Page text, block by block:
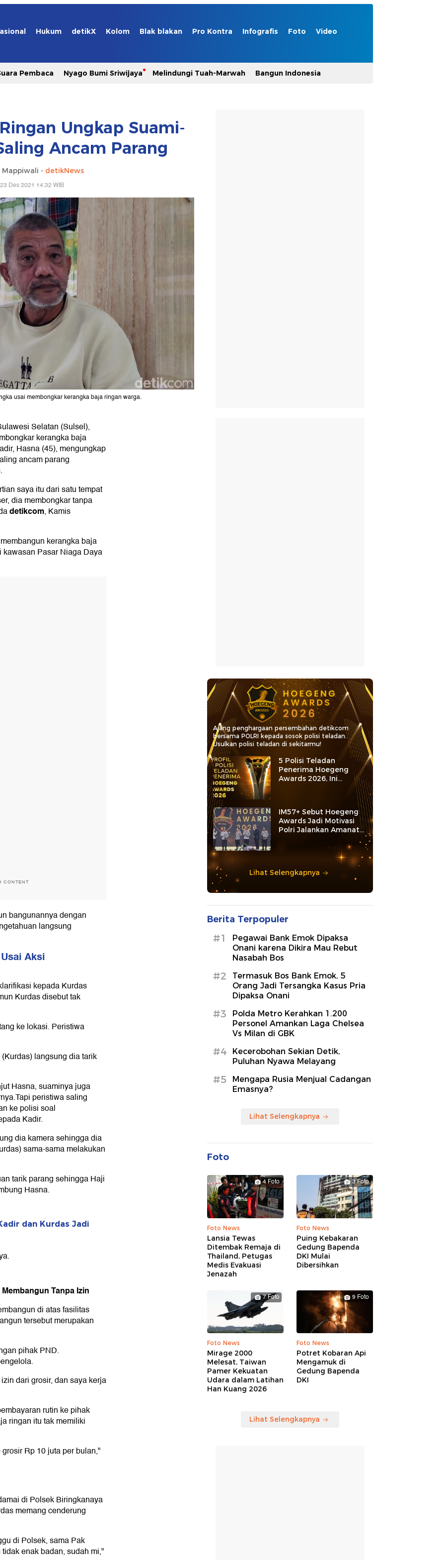
Hukum detikX Kolom Blak blakan Pro Kontra Infografis Foto Video
Pembaca Nyago Bumi Sriwijaya Melindungi Tuah-Marwah Bangun Indonesia
Ungkap Suami-
Ancam Parang
- detikNews
Des 2021 14:32 WIB
usai membongkar kerangka baja ringan warga.
Selatan (Sulsel),
kerangka baja
Hasna (45), mengungkap
ancam parang
saya itu dari satu tempat
dia membongkar tanpa
detikcom, Kamis
kerangka baja
Pasar Niaga Daya
CONTENT
bangunannya dengan
langsung
Aksi
kepada Kurdas
Kurdas disebut tak
ke lokasi. Peristiwa
langsung dia tarik
Hasna, suaminya juga
peristiwa saling
ke polisi soal
Kadir.
dia kamera sehingga dia
sama-sama melakukan
tarik parang sehingga Haji
Hasna.
dan Kurdas Jadi
Tanpa Izin
di atas fasilitas
tersebut merupakan
pihak PND.
dari grosir, dan saya kerja
rutin ke pihak
ringan itu tak memiliki
Rp 10 juta per bulan,"
di Polsek Biringkanaya
memang cenderung
di Polsek, sama Pak
enak badan, sudah mi,"
Ajang penghargaan persembahan detikcom
bersama POLRI kepada sosok polisi teladan.
Usulkan polisi teladan di sekitarmu!
5 Polisi Teladan
Penerima Hoegeng
Awards 2026, Ini
Kategori dan Kiprahnya
IM57+ Sebut Hoegeng
Awards Jadi Motivasi
Polri Jalankan Amanat
Lihat Selengkapnya
Berita Terpopuler
#1
Pegawai Bank Emok Dipaksa
Onani karena Dikira Mau Rebut
Nasabah Bos
#2
Termasuk Bos Bank Emok, 5
Orang Jadi Tersangka Kasus Pria
Dipaksa Onani
#3
Polda Metro Kerahkan 1.200
Personel Amankan Laga Chelsea
Vs Milan di GBK
#4
Kecerobohan Sekian Detik,
Puluhan Nyawa Melayang
#5
Mengapa Rusia Menjual Cadangan
Emasnya?
Lihat Selengkapnya
Foto
4 Foto
Foto News
Lansia Tewas
Ditembak Remaja di
Thailand, Petugas
Medis Evakuasi
Jenazah
3 Foto
Foto News
Puing Kebakaran
Gedung Bapenda
DKI Mulai
Dibersihkan
7 Foto
Foto News
Mirage 2000
Melesat, Taiwan
Pamer Kekuatan
Udara dalam Latihan
Han Kuang 2026
9 Foto
Foto News
Potret Kobaran Api
Mengamuk di
Gedung Bapenda
DKI
Lihat Selengkapnya